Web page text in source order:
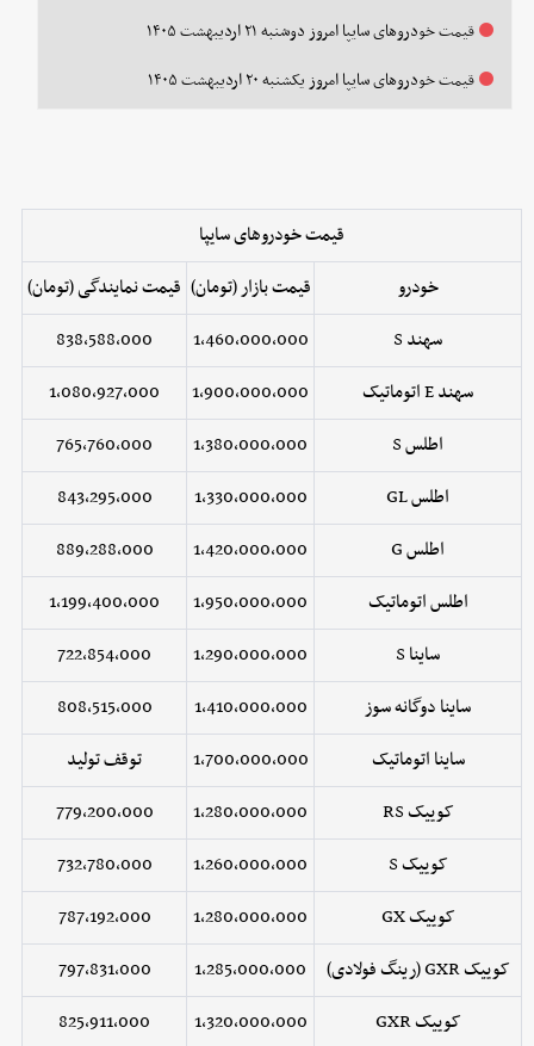
قیمت خودرو‌های سایپا امروز دوشنبه ۲۱ اردیبهشت ۱۴۰۵
قیمت خودرو‌های سایپا امروز یکشنبه ۲۰ اردیبهشت ۱۴۰۵
قیمت خودروهای سایپا
خودرو
قیمت بازار (تومان) قیمت نمایندگی (تومان)
سهند S
1,460,000,000
838,588,000
سهند E اتوماتیک
1,900,000,000
1,080,927,000
اطلس S
1,380,000,000
765,760,000
اطلس GL
1,330,000,000
843,295,000
اطلس G
1,420,000,000
889,288,000
اطلس اتوماتیک
1,950,000,000
1,199,400,000
ساینا S
1,290,000,000
722,854,000
ساینا دوگانه سوز
1,410,000,000
808,515,000
ساینا اتوماتیک
1,700,000,000
توقف تولید
کوییک RS
1,280,000,000
779,200,000
کوییک S
1,260,000,000
732,780,000
کوییک GX
1,280,000,000
787,192,000
کوییک GXR (رینگ فولادی)
1,285,000,000
797,831,000
کوییک GXR
1,320,000,000
825,911,000